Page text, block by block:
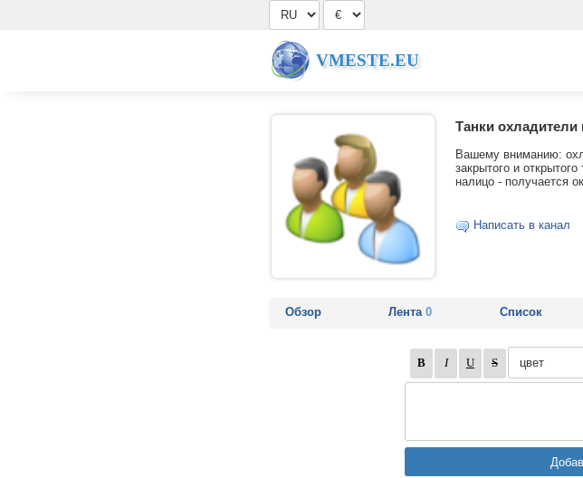
VMESTE.EU
Танки
Вашему вниманию:
закрытого и
налицо - получается
Написать в канал
Обзор Лента0 Список